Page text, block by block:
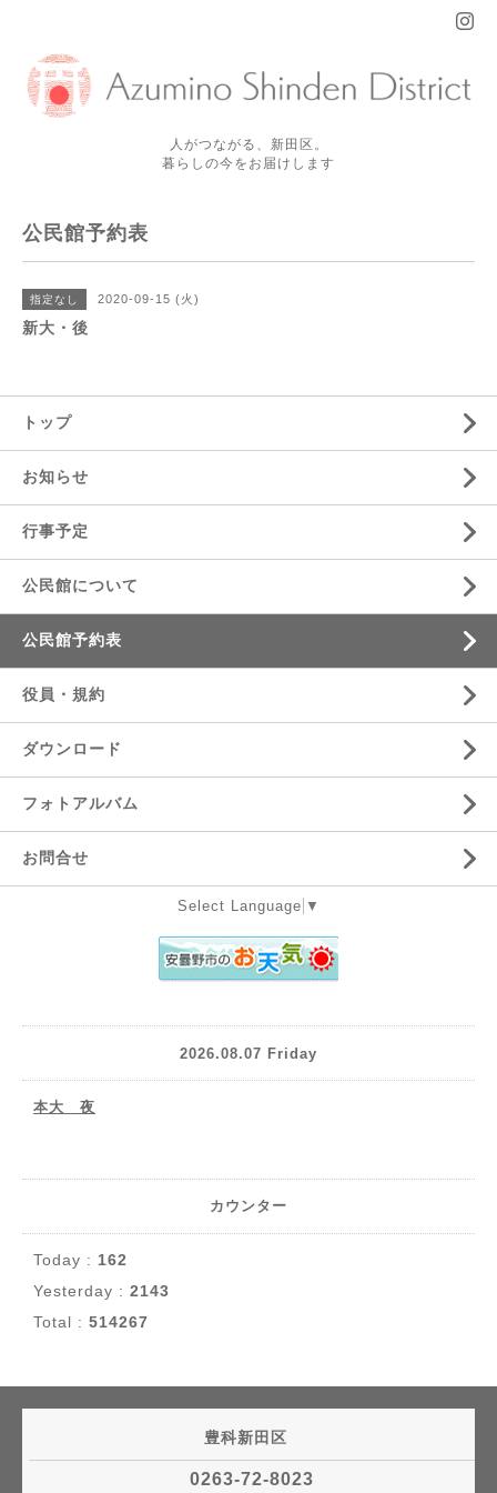
人がつながる、新田区。
暮らしの今をお届けします
公民館予約表
指定なし 2020-09-15 (火)
新大・後
トップ
お知らせ
行事予定
公民館について
公民館予約表
役員・規約
ダウンロード
フォトアルバム
お問合せ
Select Language ▼
2026.08.07 Friday
本大 夜
カウンター
Today : 162
Yesterday : 2143
Total : 514267
豊科新田区
0263-72-8023